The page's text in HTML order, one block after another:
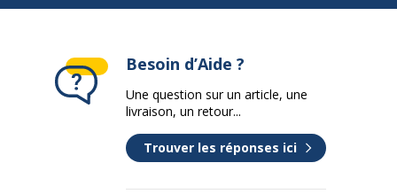
nc
2 ans
Besoin d’Aide ?
Une question sur un article, une
livraison, un retour...
Trouver les réponses ici